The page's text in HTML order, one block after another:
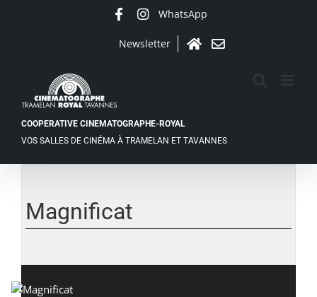
WhatsApp
Newsletter
AccueilContact
COOPERATIVE CINEMATOGRAPHE-ROYAL
VOS SALLES DE CINÉMA À TRAMELAN ET TAVANNES
agrandie
Magnificat